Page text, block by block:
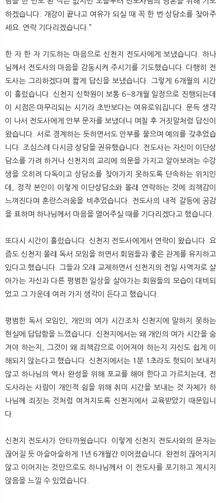
하겠습니다. 개강이 끝나고 여유가 되실 때 꼭 한 번 상담소를 찾아주
세요. 연락 기다리겠습니다.”
한 자 한 자 기도하는 마음으로 신천지 전도사에게 보냈습니다. 하나
님께서 전도사의 마음을 감동시켜 주시기를 기도했습니다. 다행히 전
도사는 그리하겠다며 짧게 답신을 보냈습니다. 그렇게 6개월의 시간
이 흘렀습니다. 신천지 신학원이 보통 6~8개월 일정으로 진행되는데
이 시점은 마무리되는 시기라 초반보다는 여유로워집니다. 문득 생각
이 나서 전도사에게 안부 문자를 보냈더니 며칠 후 거짓말처럼 답신이
왔습니다. 서로 경계하는 듯하면서도 안부를 물으며 예의를 갖추었습
니다. 조심스레 다시금 상담을 권유했습니다. 전도사는 자신이 이단상
담소를 가려 하거나 신천지의 교리에 의문을 가지고 알아보려는 수강
생을 오히려 다독이고 상담소를 찾아가지 못하도록 단속하는 위치인
데, 정작 본인이 이렇게 이단상담소와 몰래 연락하는 것에 죄책감이
느껴진다며 혼란스러움을 비추었습니다. 전도사의 내적 갈등에 공감
을 표하며 하나님께서 마음을 열어주실 때를 기다리겠다고 했습니다.
또다시 시간이 흘렀습니다. 신천지 전도사에게서 연락이 왔습니다. 요
즘도 신천지 몰래 독서 모임을 하면서 회원들과 좋은 관계를 유지하고
있다고 했습니다. 그들과 오래 교제하면서 신천지의 전일 사역자로 살
아가는 자신과 다른 평범한 일상을 살아가는 회원들의 모습이 대비되
었고 그 가운데 여러 가지 생각이 든다고 했습니다.
평범한 독서 모임인, 개인의 여가 시간조차 신천지에 말하지 못하는
현실에 답답함을 느꼈습니다. 신천지에서는 왜 개인의 여가 시간을 숨
겨야 하는지, 그것이 왜 죄책감으로 이어져야 하는지 자신도 쉽게 이
해되지 않는다고 했습니다. 신천지에서는 1분 1초라도 헛되이 보내지
않고 하나님의 역사 완성을 위해 포교를 해야 한다고 가르치는데, 전
도사라는 사람이 개인적 쉼을 위해 취미 시간을 보내는 것 자체가 하
나님께 죄짓는 것처럼 여겨지도록 신천지에서 교육받았기 때문입니
다.
신천지 전도사가 안타까웠습니다. 이렇게 신천지 전도사와의 문자는
끊어질 듯 아슬아슬하게 1년 6개월간 이어졌습니다. 완전히 끊어지지
않고 이어지는 것만으로도 하나님께서 이 전도사를 포기하고 계시지
않음을 느낄 수 있었습니다.